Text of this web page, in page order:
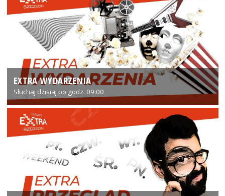
EXTRA WYDARZENIA
Słuchaj dzisiaj po godz. 09:00